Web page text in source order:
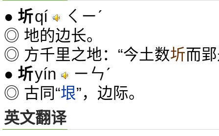
● 圻qí ㄑㄧˊ
◎ 地的边长。
◎ 方千里之地：“今土数圻而
● 圻yín ㄧㄣˊ
◎ 古同“垠”，边际。
英文翻译